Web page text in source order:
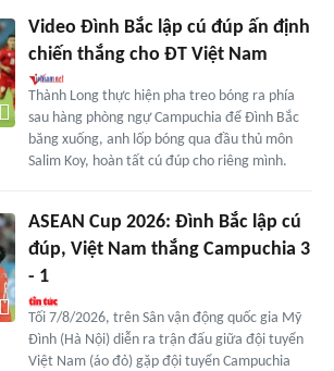
Video Đình Bắc lập cú đúp ấn định
chiến thắng cho ĐT Việt Nam
Thành Long thực hiện pha treo bóng ra phía
sau hàng phòng ngự Campuchia để Đình Bắc
băng xuống, anh lốp bóng qua đầu thủ môn
Salim Koy, hoàn tất cú đúp cho riêng mình.
ASEAN Cup 2026: Đình Bắc lập cú
đúp, Việt Nam thắng Campuchia 3
- 1
Tối 7/8/2026, trên Sân vận động quốc gia Mỹ
Đình (Hà Nội) diễn ra trận đấu giữa đội tuyển
Việt Nam (áo đỏ) gặp đội tuyển Campuchia